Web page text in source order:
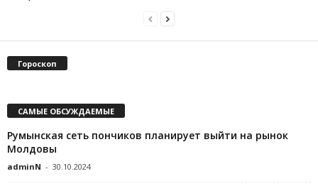
Гороскоп
САМЫЕ ОБСУЖДАЕМЫЕ
Румынская сеть пончиков планирует выйти на рынок
Молдовы
adminN - 30.10.2024